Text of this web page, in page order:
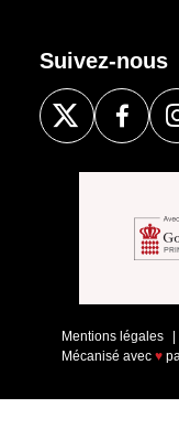
Suivez-nous
Mentions légales
Mécanisé avec ♥